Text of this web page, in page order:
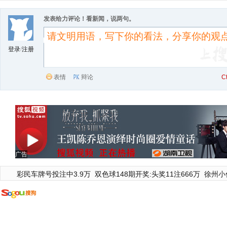
登录/注册
发表给力评论！看新闻，说两句。
表情 辩论
广告
彩民车牌号投注中3.9万 双色球148期开奖:头奖11注666万 徐州